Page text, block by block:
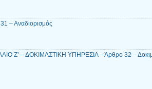
– Αναδιορισμός
Ζ’ – ΔΟΚΙΜΑΣΤΙΚΗ ΥΠΗΡΕΣΙΑ – Άρθρο 32 –